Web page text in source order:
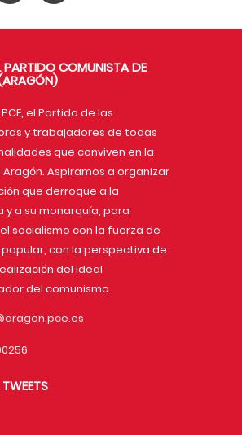
PARTIDO COMUNISTA DE
el Partido de las
y trabajadores de todas
que conviven en la
Aspiramos a organizar
que derroque a la
y a su monarquía, para
socialismo con la fuerza de
con la perspectiva de
del ideal
del comunismo.